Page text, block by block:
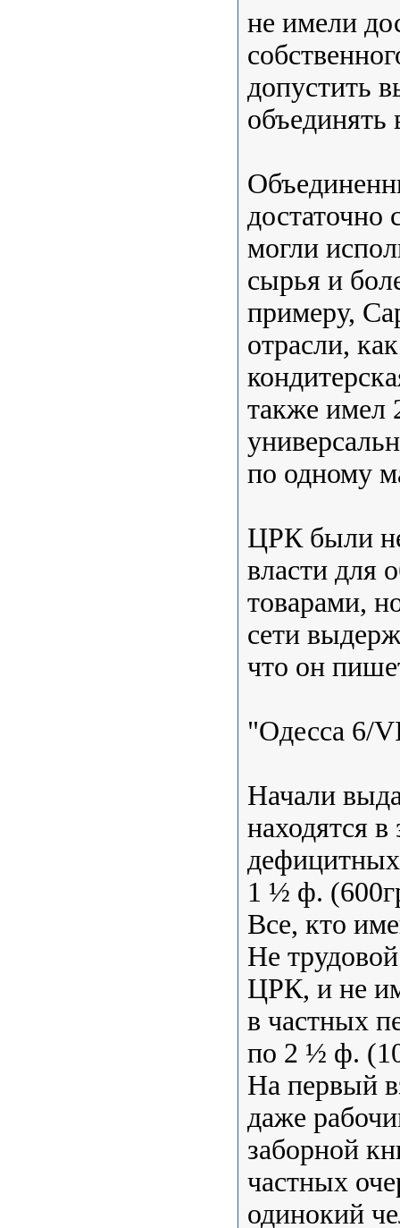
не имели
допустить
объединять
достаточно
могли
сырья и
примеру,
отрасли,
также имел
по одному
ЦРК были
власти для
товарами,
сети
что он
"Одесса 6/
Начали
находятся
1 ½ ф.
Все, кто
Не
ЦРК, и не
в частных
по 2 ½ ф.
На первый
даже
заборной
частных
одинокий